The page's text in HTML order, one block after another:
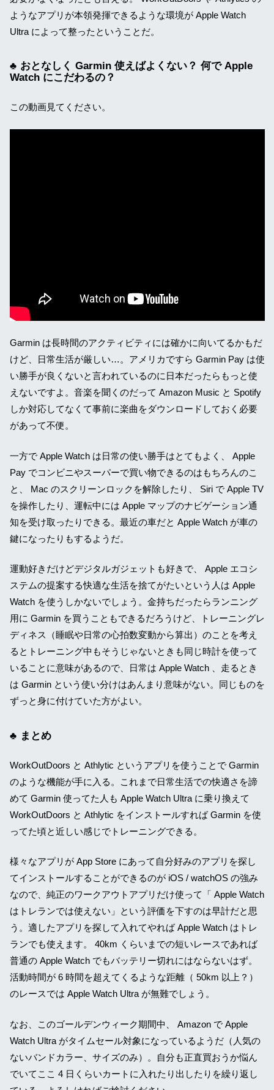
ようなアプリが本領発揮できるような環境が Apple Watch
Ultra によって整ったということだ。
おとなしく Garmin 使えばよくない？ 何で Apple
Watch にこだわるの？
この動画見てください。
Garmin は長時間のアクティビティには確かに向いてるかもだ
けど、日常生活が厳しい…。アメリカですら Garmin Pay は使
い勝手が良くないと言われているのに日本だったらもっと使
えないですよ。音楽を聞くのだって Amazon Music と Spotify
しか対応してなくて事前に楽曲をダウンロードしておく必要
があって不便。
一方で Apple Watch は日常の使い勝手はとてもよく、 Apple
Pay でコンビニやスーパーで買い物できるのはもちろんのこ
と、 Mac のスクリーンロックを解除したり、 Siri で Apple TV
を操作したり、運転中には Apple マップのナビゲーション通
知を受け取ったりできる。最近の車だと Apple Watch が車の
鍵になったりもするようだ。
運動好きだけどデジタルガジェットも好きで、 Apple エコシ
ステムの提案する快適な生活を捨てがたいという人は Apple
Watch を使うしかないでしょう。金持ちだったらランニング
用に Garmin を買うこともできるだろうけど、トレーニングレ
ディネス（睡眠や日常の心拍数変動から算出）のことを考え
るとトレーニング中もそうじゃないときも同じ時計を使って
いることに意味があるので、日常は Apple Watch 、走るとき
は Garmin という使い分けはあんまり意味がない。同じものを
ずっと身に付けていた方がよい。
まとめ
WorkOutDoors と Athlytic というアプリを使うことで Garmin
のような機能が手に入る。これまで日常生活での快適さを諦
めて Garmin 使ってた人も Apple Watch Ultra に乗り換えて
WorkOutDoors と Athlytic をインストールすれば Garmin を使
ってた頃と近しい感じでトレーニングできる。
様々なアプリが App Store にあって自分好みのアプリを探し
てインストールすることができるのが iOS / watchOS の強み
なので、純正のワークアウトアプリだけ使って「 Apple Watch
はトレランでは使えない」という評価を下すのは早計だと思
う。適したアプリを探して入れてやれば Apple Watch はトレ
ランでも使えます。 40km くらいまでの短いレースであれば
普通の Apple Watch でもバッテリー切れにはならないはず。
活動時間が 6 時間を超えてくるような距離（ 50km 以上？）
のレースでは Apple Watch Ultra が無難でしょう。
なお、このゴールデンウィーク期間中、 Amazon で Apple
Watch Ultra がタイムセール対象になっているようだ（人気の
ないバンドカラー、サイズのみ）。自分も正直買おうか悩ん
でいてここ 4 日くらいカートに入れたり出したりを繰り返し